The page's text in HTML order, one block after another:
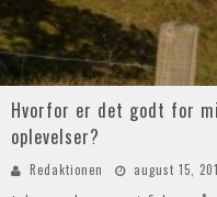
Hvorfor er det godt for
oplevelser?
Redaktionen august 15,